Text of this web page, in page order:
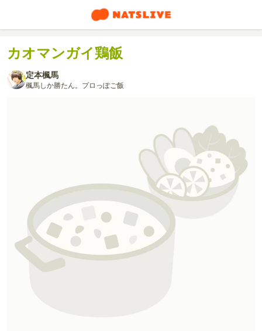
カオマンガイ鶏飯
定本楓馬
楓馬しか勝たん。プロっぽご飯